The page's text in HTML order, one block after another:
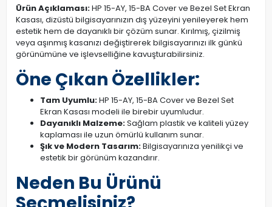
Ürün Açıklaması:HP 15-AY, 15-BA Cover ve Bezel Set Ekran
Kasası, dizüstü bilgisayarınızın dış yüzeyini yenileyerek hem
estetik hem de dayanıklı bir çözüm sunar. Kırılmış, çizilmiş
veya aşınmış kasanızı değiştirerek bilgisayarınızı ilk günkü
görünümüne ve işlevselliğine kavuşturabilirsiniz.
Öne Çıkan Özellikler:
Tam Uyumlu:HP 15-AY, 15-BA Cover ve Bezel Set
Ekran Kasası modeli ile birebir uyumludur.
Dayanıklı Malzeme:Sağlam plastik ve kaliteli yüzey
kaplaması ile uzun ömürlü kullanım sunar.
Şık ve Modern Tasarım:Bilgisayarınıza yenilikçi ve
estetik bir görünüm kazandırır.
Neden Bu Ürünü